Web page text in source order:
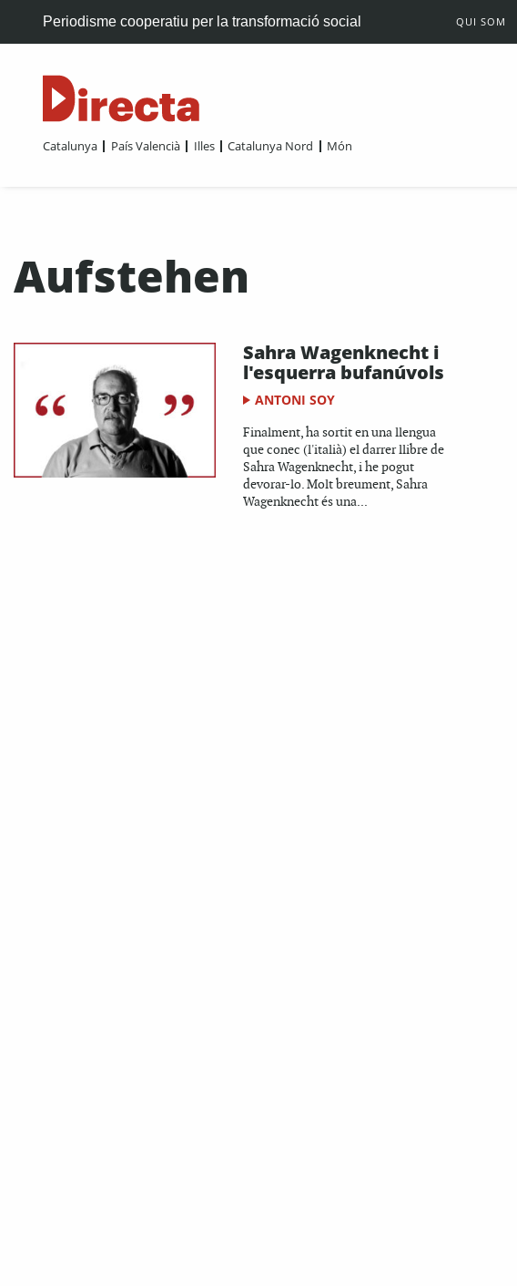
Periodisme cooperatiu per la transformació social QUI SOM
Catalunya País Valencià Illes Catalunya Nord Món
Aufstehen
Sahra Wagenknecht i
l'esquerra bufanúvols
ANTONI SOY
Finalment, ha sortit en una llengua
que conec (l'italià) el darrer llibre de
Sahra Wagenknecht, i he pogut
devorar-lo. Molt breument, Sahra
Wagenknecht és una...